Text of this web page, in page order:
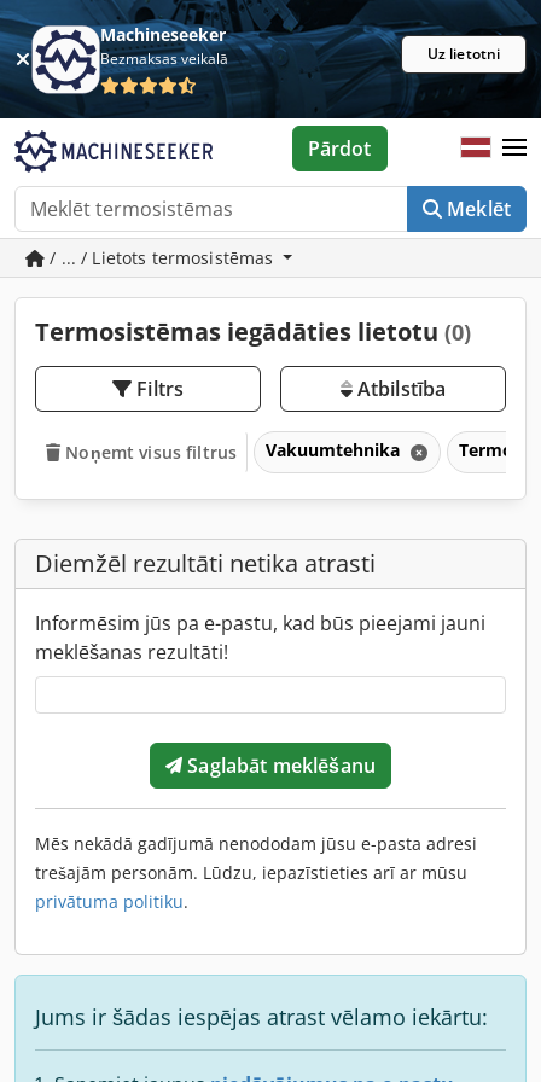
Machineseeker
Bezmaksas veikalā Uz lietotni
Meklēt
Pārdot
/ ... / Lietots termosistēmas
Termosistēmas iegādāties lietotu (0)
Filtrs Atbilstība
Noņemt visus filtrus Vakuumtehnika
Diemžēl rezultāti netika atrasti
Informēsim jūs pa e-pastu, kad būs pieejami jauni
meklēšanas rezultāti!
Saglabāt meklēšanu
Mēs nekādā gadījumā nenododam jūsu e-pasta adresi
trešajām personām. Lūdzu, iepazīstieties arī ar mūsu
privātuma politiku.
Jums ir šādas iespējas atrast vēlamo iekārtu: